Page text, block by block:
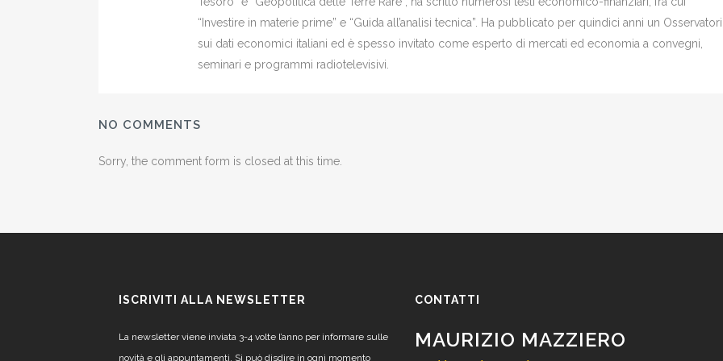
“Investire in materie prime” e “Guida all’analisi tecnica”. Ha pubblicato per quindici anni un
sui dati economici italiani ed è spesso invitato come esperto di mercati ed economia a convegni,
seminari e programmi radiotelevisivi.
NO COMMENTS
Sorry, the comment form is closed at this time.
ISCRIVITI ALLA NEWSLETTER
La newsletter viene inviata 3-4 volte l’anno per informare sulle
novità e gli appuntamenti. Si può disdire in ogni momento
CONTATTI
MAURIZIO MAZZIERO